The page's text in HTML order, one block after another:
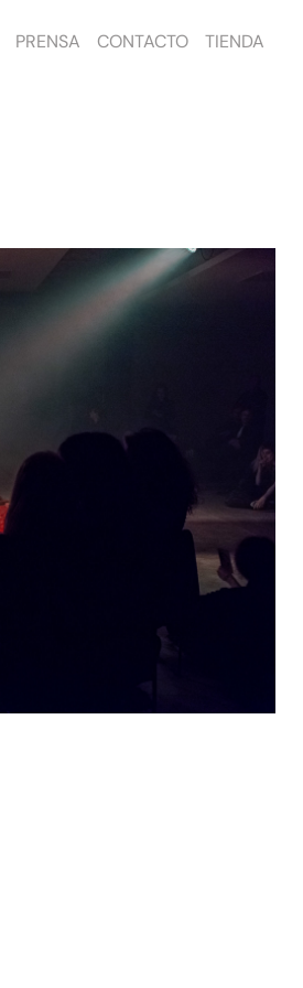
PRENSA CONTACTO TIENDA